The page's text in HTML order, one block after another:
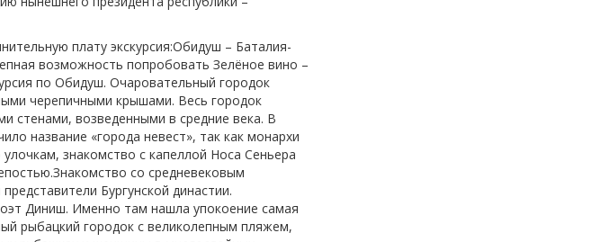
плату экскурсия:Обидуш – Баталия-
возможность попробовать Зелёное вино –
по Обидуш. Очаровательный городок
черепичными крышами. Весь городок
стенами, возведенными в средние века. В
название «города невест», так как монархи
знакомство с капеллой Носа Сеньера
со средневековым
Бургунской династии.
Диниш. Именно там нашла упокоение самая
рыбацкий городок с великолепным пляжем,